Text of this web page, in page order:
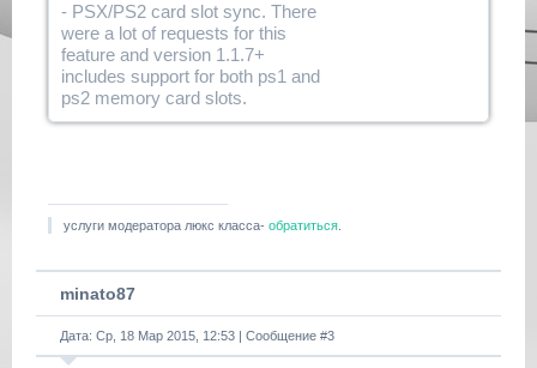
- PSX/PS2 card slot sync. There
were a lot of requests for this
feature and version 1.1.7+
includes support for both ps1 and
ps2 memory card slots.
услуги модератора люкс класса- обратиться
minato87
Дата: Ср, 18 Мар 2015, 12:53 | Сообщение #3